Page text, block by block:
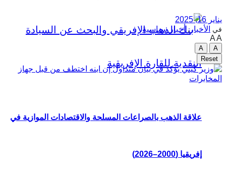
علاقة الذهب بالصراعات المسلحة والاقتصادات الموازية في
إفريقيا (2000–2026)
يناير 16, 2025
في الأخبار , أخبار سياسية
AA
A
A
Reset